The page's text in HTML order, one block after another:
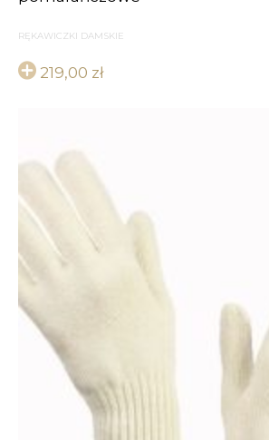
RĘKAWICZKI DAMSKIE
219,00 zł